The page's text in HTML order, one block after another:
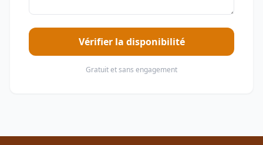
Vérifier la disponibilité
Gratuit et sans engagement